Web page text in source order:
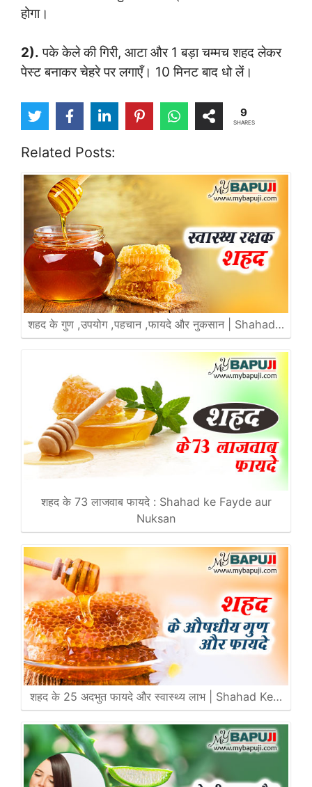
होगा।
2). पके केले की गिरी, आटा और 1 बड़ा चम्मच शहद लेकर
पेस्ट बनाकर चेहरे पर लगाएँ। 10 मिनट बाद धो लें।
9
SHARES
Related Posts:
शहद के गुण ,उपयोग ,पहचान ,फायदे और नुकसान | Shahad…
शहद के 73 लाजवाब फायदे : Shahad ke Fayde aur
Nuksan
शहद के 25 अदभुत फायदे और स्वास्थ्य लाभ | Shahad Ke…